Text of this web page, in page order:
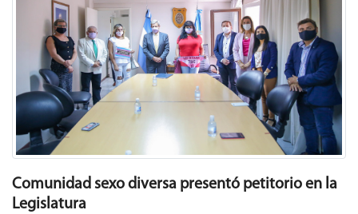
Comunidad sexo diversa presentó petitorio en la
Legislatura